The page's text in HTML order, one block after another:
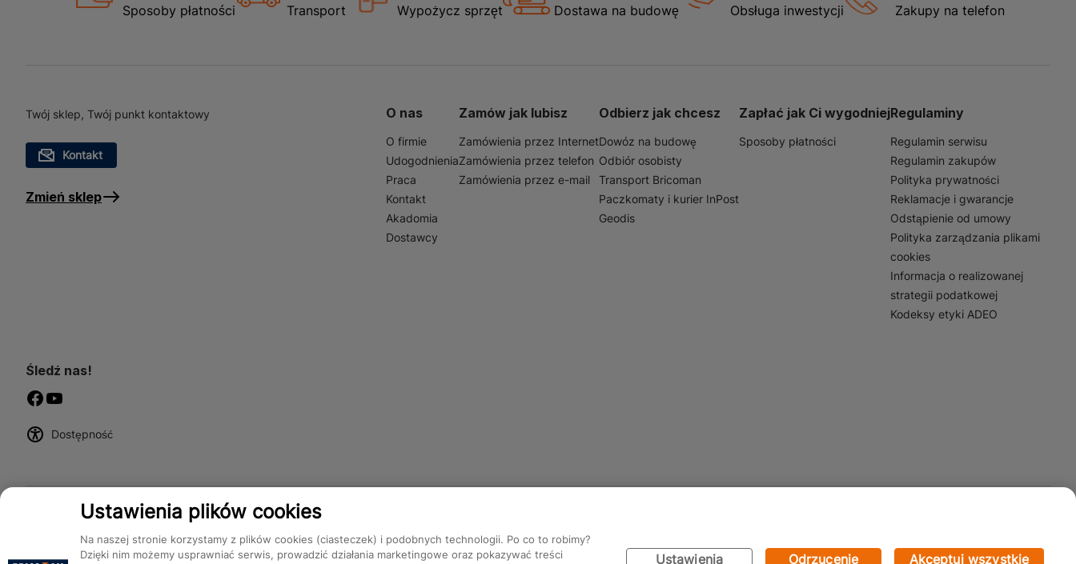
Sposoby płatności Transport Wypożycz sprzęt Dostawa na budowę Obsługa inwestycji Zakupy na telefon
Twój sklep, Twój punkt kontaktowy
Kontakt
Zmień sklep
O nas
O firmie
Udogodnienia
Praca
Kontakt
Akadomia
Dostawcy
Zamów jak lubisz
Zamówienia przez Internet
Zamówienia przez telefon
Zamówienia przez e-mail
Odbierz jak chcesz
Dowóz na budowę
Odbiór osobisty
Transport Bricoman
Paczkomaty i kurier InPost
Geodis
Zapłać jak Ci wygodniej
Sposoby płatności
Regulaminy
Regulamin serwisu
Regulamin zakupów
Polityka prywatności
Reklamacje i gwarancje
Odstąpienie od umowy
Polityka zarządzania plikami
cookies
Informacja o realizowanej
strategii podatkowej
Kodeksy etyki ADEO
Śledź nas!
Dostępność
Mapa Strony: Kategorie Produkty Marki CMS
Ustawienia plików cookies
Na naszej stronie korzystamy z plików cookies (ciasteczek) i podobnych technologii. Po co to robimy?
Dzięki nim możemy usprawniać serwis, prowadzić działania marketingowe oraz pokazywać treści
Ustawienia Odrzucenie Akceptuj wszystkie